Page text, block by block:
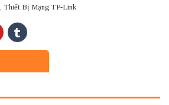
Thiết Bị Mạng TP-Link